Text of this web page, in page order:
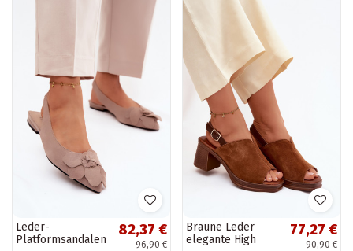
Leder-
Platformsandalen
82,37 €
96,90 €
Braune Leder
elegante High
77,27 €
90,90 €